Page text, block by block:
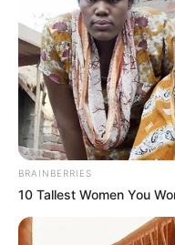
(foto:
Biodata & Profil
Nama Lengkap: Angling
Nama Panggung:
Nama Panggilan: Gading
BRAINBERRIES
10 Tallest Women You